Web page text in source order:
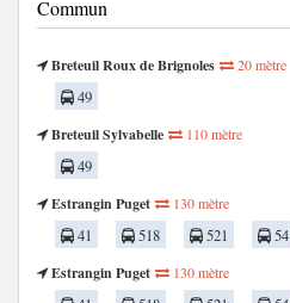
Commun
Breteuil Roux de Brignoles 20 mètre
49
Breteuil Sylvabelle
110 mètre
49
Estrangin Puget
130 mètre
41 518 521 54
Estrangin Puget
130 mètre